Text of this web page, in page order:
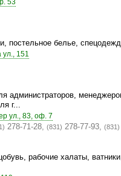
53
постельное белье,
ул., 151
администраторов,
г...
ул., 83, оф. 7
278-71-28, (831) 278-77-93, (831)
рабочие халаты,